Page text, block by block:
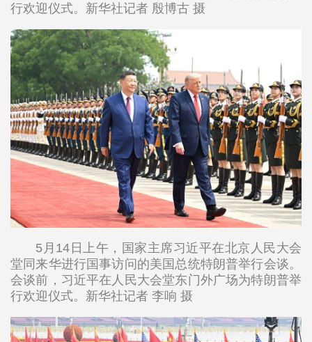
行欢迎仪式。新华社记者 殷博古 摄
5月14日上午，国家主席习近平在北京人民大会
堂同来华进行国事访问的美国总统特朗普举行会谈。
会谈前，习近平在人民大会堂东门外广场为特朗普举
行欢迎仪式。新华社记者 李响 摄